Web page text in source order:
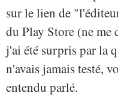
sur le lien de
du Play Store (ne me
j'ai été surpris par la
n'avais jamais testé,
entendu parlé.